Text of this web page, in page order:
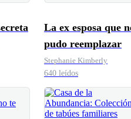
La ex esposa que
pudo reemplazar
Stephanie Kimberly
640 leídos